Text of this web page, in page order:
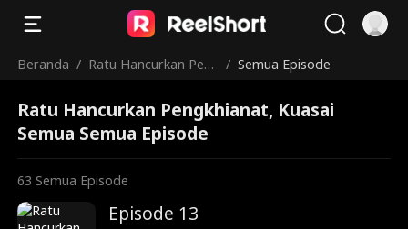
Beranda / Ratu Hancurkan Pen
ua
/ Semua Episode
Ratu Hancurkan Pengkhianat, Kuasai
Semua Semua Episode
63 Semua Episode
Episode 13